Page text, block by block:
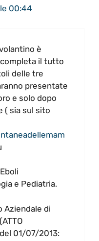
00:44
è
il tutto
delle tre
presentate
e solo dopo
( sia sul sito
e Pediatria.
Aziendale di
01/07/2013: